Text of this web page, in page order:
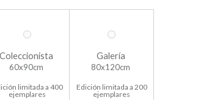
Coleccionista
60x90cm
limitada a 400
ejemplares
Galería
80x120cm
Edición limitada a 200
ejemplares